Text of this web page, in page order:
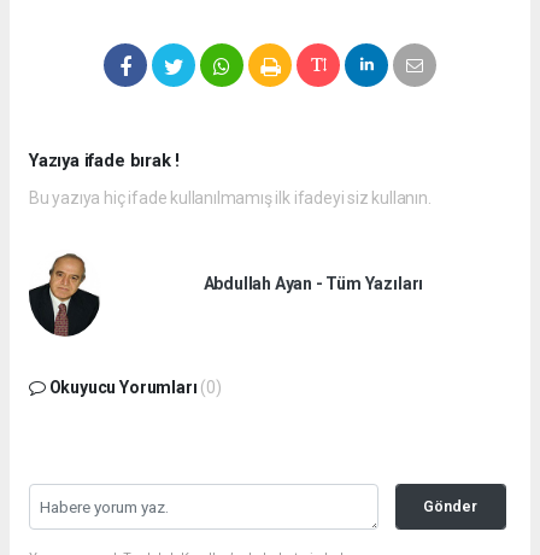
Yazıya ifade bırak !
Bu yazıya hiç ifade kullanılmamış ilk ifadeyi siz kullanın.
Abdullah Ayan - Tüm Yazıları
Okuyucu Yorumları (0)
Gönder